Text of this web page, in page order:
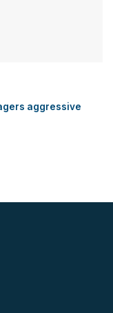
aggressive